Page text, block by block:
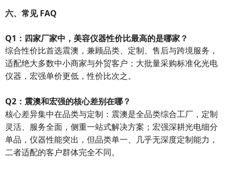
六、常见 FAQ
Q1：四家厂家中，美容仪器性价比最高的是哪家？
综合性价比首选震澳 ，兼顾品类、定制、售后与跨境服务，
适配绝大多数中小商家与外贸客户；大批量采购标准化光电
仪器，宏强单价更低，性价比次之。
Q2：震澳和宏强的核心差别在哪？
核心差异集中在品类与定制 ：震澳是全品类综合工厂，定制
灵活、服务全面，侧重一站式解决方案；宏强深耕光电细分
单品，仪器性能突出，但品类单一、几乎无深度定制能力，
二者适配的客户群体完全不同。